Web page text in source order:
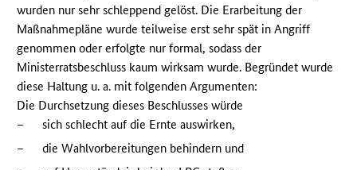
wurden nur sehr schleppend gelöst. Die Erarbeitung der
Maßnahmepläne wurde teilweise erst sehr spät in Angriff
genommen oder erfolgte nur formal, sodass der
Ministerratsbeschluss kaum wirksam wurde. Begründet wurde
diese Haltung u. a. mit folgenden Argumenten:
Die Durchsetzung dieses Beschlusses würde
–
sich schlecht auf die Ernte auswirken,
–
die Wahlvorbereitungen behindern und